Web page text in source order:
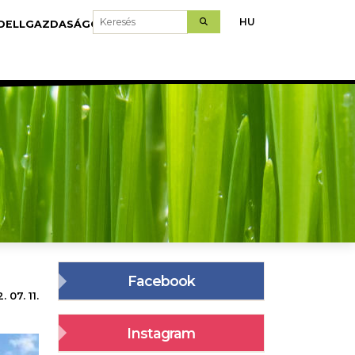
LETÖLTÉS
Keresés HU
07. 11.
Facebook
Instagram